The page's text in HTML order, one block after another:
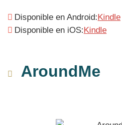
Disponible en Android:Kindle
Disponible en iOS:Kindle
AroundMe